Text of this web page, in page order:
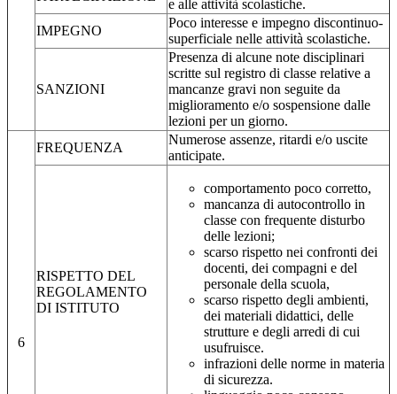
e alle attività scolastiche.
IMPEGNO
Poco interesse e impegno discontinuo-
superficiale nelle attività scolastiche.
SANZIONI
Presenza di alcune note disciplinari
scritte sul registro di classe relative a
mancanze gravi non seguite da
miglioramento e/o sospensione dalle
lezioni per un giorno.
6
FREQUENZA
Numerose assenze, ritardi e/o uscite
anticipate.
RISPETTO DEL
REGOLAMENTO
DI ISTITUTO
comportamento poco corretto,
mancanza di autocontrollo in
classe con frequente disturbo
delle lezioni;
scarso rispetto nei confronti dei
docenti, dei compagni e del
personale della scuola,
scarso rispetto degli ambienti,
dei materiali didattici, delle
strutture e degli arredi di cui
usufruisce.
infrazioni delle norme in materia
di sicurezza.